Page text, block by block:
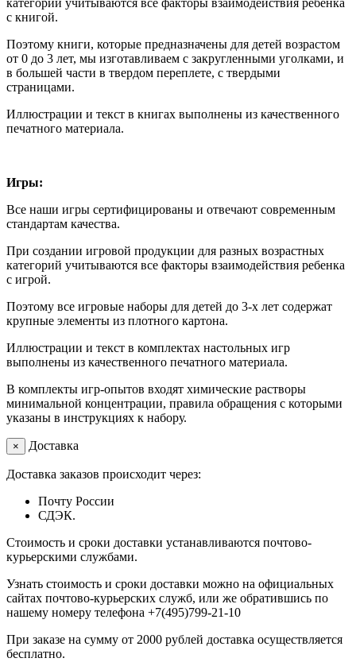
категорий учитываются все факторы взаимодействия ребенка
с книгой.
Поэтому книги, которые предназначены для детей возрастом
от 0 до 3 лет, мы изготавливаем с закругленными уголками, и
в большей части в твердом переплете, с твердыми
страницами.
Иллюстрации и текст в книгах выполнены из качественного
печатного материала.
Игры:
Все наши игры сертифицированы и отвечают современным
стандартам качества.
При создании игровой продукции для разных возрастных
категорий учитываются все факторы взаимодействия ребенка
с игрой.
Поэтому все игровые наборы для детей до 3-х лет содержат
крупные элементы из плотного картона.
Иллюстрации и текст в комплектах настольных игр
выполнены из качественного печатного материала.
В комплекты игр-опытов входят химические растворы
минимальной концентрации, правила обращения с которыми
указаны в инструкциях к набору.
× Доставка
Доставка заказов происходит через:
Почту России
СДЭК.
Стоимость и сроки доставки устанавливаются почтово-
курьерскими службами.
Узнать стоимость и сроки доставки можно на официальных
сайтах почтово-курьерских служб, или же обратившись по
нашему номеру телефона +7(495)799-21-10
При заказе на сумму от 2000 рублей доставка осуществляется
бесплатно.